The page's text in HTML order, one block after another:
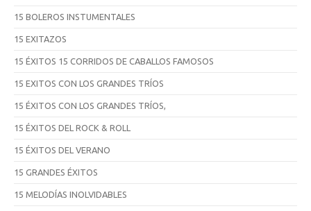
15 BOLEROS INSTUMENTALES
15 EXITAZOS
15 ÉXITOS 15 CORRIDOS DE CABALLOS FAMOSOS
15 EXITOS CON LOS GRANDES TRÍOS
15 ÉXITOS CON LOS GRANDES TRÍOS,
15 ÉXITOS DEL ROCK & ROLL
15 ÉXITOS DEL VERANO
15 GRANDES ÉXITOS
15 MELODÍAS INOLVIDABLES